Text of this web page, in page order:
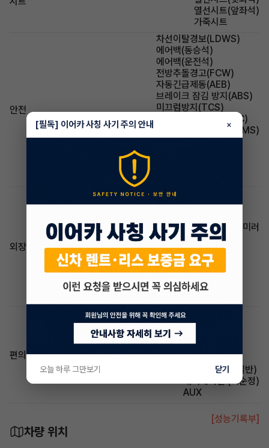
열선시트(앞좌석)
가죽시트
안전
차선이탈경보(LDWS)
에어백(동승석)
에어백(운전석)
전방추돌경고(FCW)
자동긴급제동(AEB)
브레이크 잠김 방지(ABS)
미끄럼방지(TCS)
차체자세제어장치(ESC)
타이어 공기압감지(TPMS)
주차감지센서(후방)
외장/내장
썬루프(일반)
알루미늄휠
방향지시등 일체형 사이드 미러
헤드램프(HID)
하이빔 어시스트
열선 스티어링 휠
스티어링 휠 리모컨
ECM룸밀러
하이패스
편의/멀티
블루투스
USB
풀오토에어컨
스마트키
크루즈컨트롤(일반)
내비게이션 (비순정)
AUX
[성능기록부]
차량 위치
[필독] 이어카 사칭 사기 주의 안내 ×
오늘 하루 그만보기 닫기